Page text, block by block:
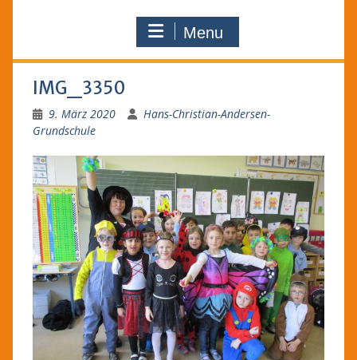
Menu
IMG_3350
9. März 2020
Hans-Christian-Andersen-
Grundschule